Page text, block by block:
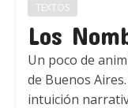
TEXTOS
Los
Un poco de
de Buenos Aires.
intuición